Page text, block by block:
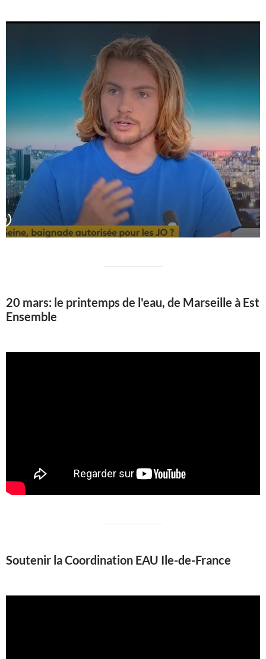
20 mars: le printemps de l'eau, de Marseille à Est
Ensemble
Soutenir la Coordination EAU Ile-de-France